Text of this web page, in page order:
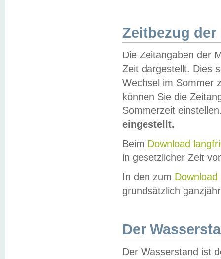
Zeitbezug der
Die Zeitangaben der
Zeit dargestellt. Dies
Wechsel im Sommer
können Sie die
Sommerzeit
eingestellt.
Beim Download
in gesetzlicher Zeit
In den zum Download
grundsätzlich
Der
Der Wasserstand ist